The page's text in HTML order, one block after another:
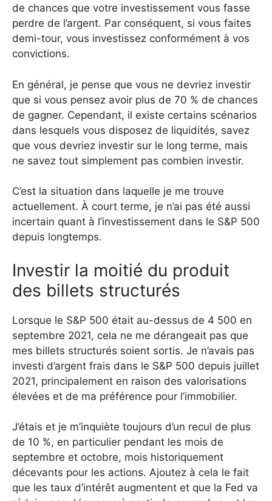
de chances que votre investissement vous fasse
perdre de l’argent. Par conséquent, si vous faites
demi-tour, vous investissez conformément à vos
convictions.
En général, je pense que vous ne devriez investir
que si vous pensez avoir plus de 70 % de chances
de gagner. Cependant, il existe certains scénarios
dans lesquels vous disposez de liquidités, savez
que vous devriez investir sur le long terme, mais
ne savez tout simplement pas combien investir.
C’est la situation dans laquelle je me trouve
actuellement. À court terme, je n’ai pas été aussi
incertain quant à l’investissement dans le S&P 500
depuis longtemps.
Investir la moitié du produit
des billets structurés
Lorsque le S&P 500 était au-dessus de 4 500 en
septembre 2021, cela ne me dérangeait pas que
mes billets structurés soient sortis. Je n’avais pas
investi d’argent frais dans le S&P 500 depuis juillet
2021, principalement en raison des valorisations
élevées et de ma préférence pour l’immobilier.
J’étais et je m’inquiète toujours d’un recul de plus
de 10 %, en particulier pendant les mois de
septembre et octobre, mois historiquement
décevants pour les actions. Ajoutez à cela le fait
que les taux d’intérêt augmentent et que la Fed va